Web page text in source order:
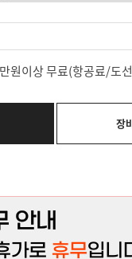
원이상 무료(항공료/도
장